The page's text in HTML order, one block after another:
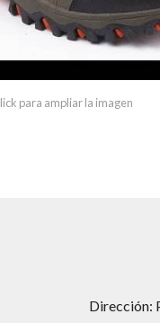
para ampliar la imagen
Dirección: